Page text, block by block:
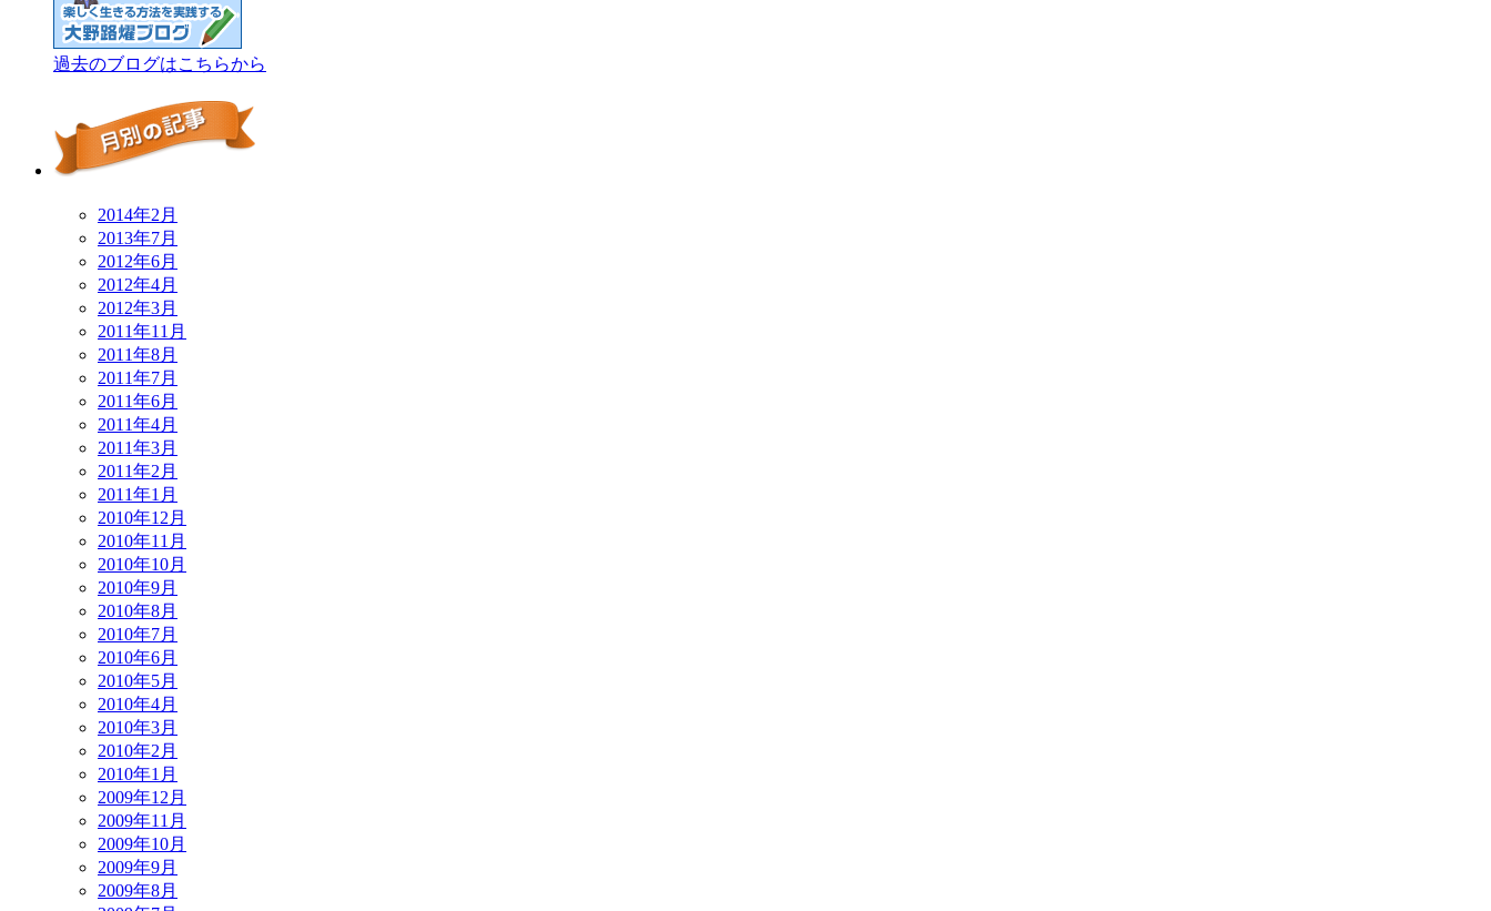
過去のブログはこちらから
2014年2月
2013年7月
2012年6月
2012年4月
2012年3月
2011年11月
2011年8月
2011年7月
2011年6月
2011年4月
2011年3月
2011年2月
2011年1月
2010年12月
2010年11月
2010年10月
2010年9月
2010年8月
2010年7月
2010年6月
2010年5月
2010年4月
2010年3月
2010年2月
2010年1月
2009年12月
2009年11月
2009年10月
2009年9月
2009年8月